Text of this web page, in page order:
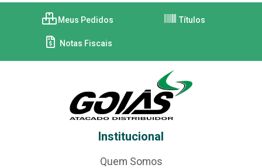
Meus Pedidos Títulos
Notas Fiscais
Institucional
Quem Somos